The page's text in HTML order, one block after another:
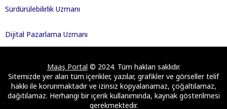
Sürdürülebilirlik Uzmanı
Dijital Pazarlama Uzmanı
Maaş Portal © 2024. Tüm hakları saklıdır.
Sitemizde yer alan tüm içerikler, yazılar, grafikler ve görseller telif
hakkı ile korunmaktadır ve izinsiz kopyalanamaz, çoğaltılamaz,
dağıtılamaz. Herhangi bir içerik kullanımında, kaynak gösterilmesi
gerekmektedir.